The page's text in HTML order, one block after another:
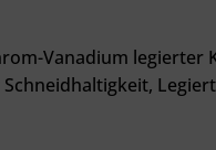
Vanadium